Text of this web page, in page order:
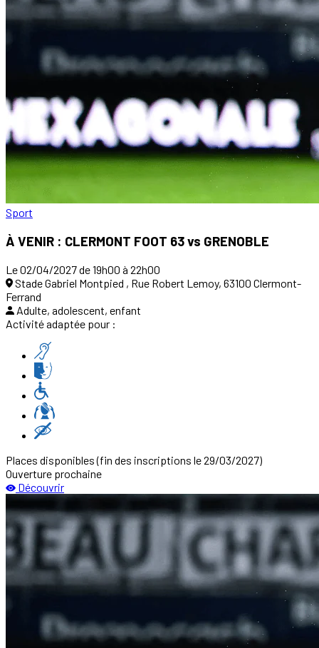
Sport
À VENIR : CLERMONT FOOT 63 vs GRENOBLE
Le 02/04/2027 de 19h00 à 22h00
Stade Gabriel Montpied , Rue Robert Lemoy, 63100 Clermont-
Ferrand
Adulte, adolescent, enfant
Activité adaptée pour :
Places disponibles(fin des inscriptions le 29/03/2027)
Ouverture prochaine
Découvrir